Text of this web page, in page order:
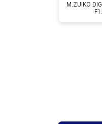
M.ZUIKO